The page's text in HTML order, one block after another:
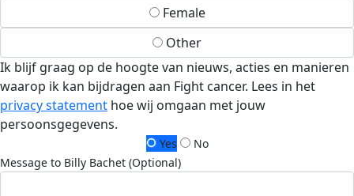
Female
Other
Ik blijf graag op de hoogte van nieuws, acties en manieren
waarop ik kan bijdragen aan Fight cancer. Lees in het
privacy statement hoe wij omgaan met jouw
persoonsgegevens.
Yes
No
Message to Billy Bachet (Optional)